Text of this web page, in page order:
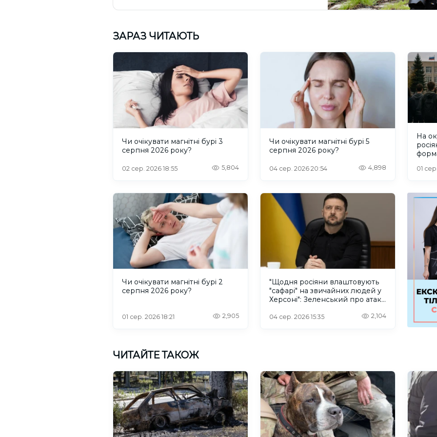
ЗАРАЗ ЧИТАЮТЬ
Чи очікувати магнітні бурі 3
серпня 2026 року?
02 сер. 2026 18:55 5,804
Чи очікувати магнітні бурі 5
серпня 2026 року?
04 сер. 2026 20:54 4,898
На
01
Чи очікувати магнітні бурі 2
серпня 2026 року?
01 сер. 2026 18:21 2,905
"Щодня росіяни влаштовують
"сафарі" на звичайних людей у
Херсоні": Зеленський про атаку
04 сер. 2026 15:35 2,104
ЧИТАЙТЕ ТАКОЖ